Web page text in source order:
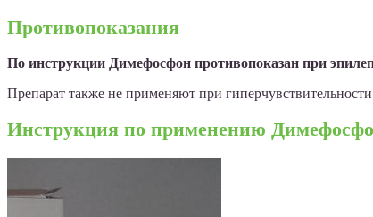
Противопоказания
По инструкции Димефосфон противопоказан при
Препарат также не применяют при
Инструкция по применению